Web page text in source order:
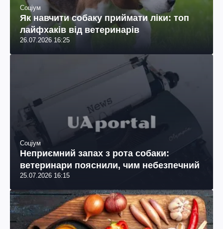
Соціум
Як навчити собаку приймати ліки: топ
лайфхаків від ветеринарів
26.07.2026 16:25
Соціум
Неприємний запах з рота собаки:
ветеринари пояснили, чим небезпечний
25.07.2026 16:15